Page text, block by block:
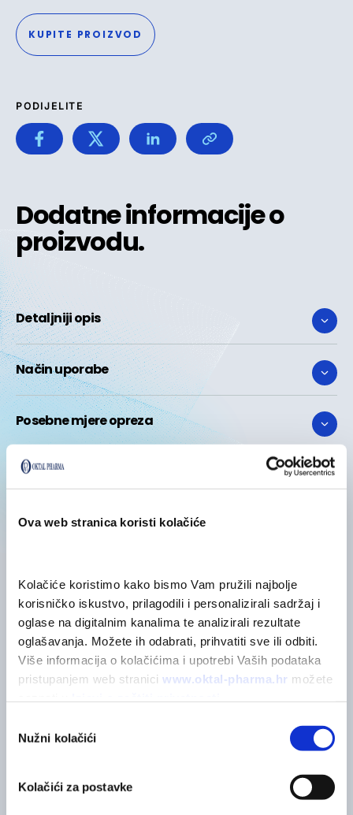
Ova web stranica koristi kolačiće
Kolačiće koristimo kako bismo Vam pružili najbolje
korisničko iskustvo, prilagodili i personalizirali sadržaj i
oglase na digitalnim kanalima te analizirali rezultate
oglašavanja. Možete ih odabrati, prihvatiti sve ili odbiti.
Više informacija o kolačićima i upotrebi Vaših podataka
pristupanjem web stranici www.oktal-pharma.hr možete
pristanka
Nužni kolačići
Kolačići za postavke
KUPITE PROIZVOD
PODIJELITE
Detaljniji opis
Način uporabe
Posebne mjere opreza
Sastojci
Dodatne informacije o
proizvodu.
POVEZANI PROIZVODI
Možda će vas zanimati